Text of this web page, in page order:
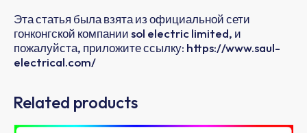
Эта статья была взята из официальной сети
гонконгской компании sol electric limited, и
пожалуйста, приложите ссылку: https://www.saul-
electrical.com/
Related products